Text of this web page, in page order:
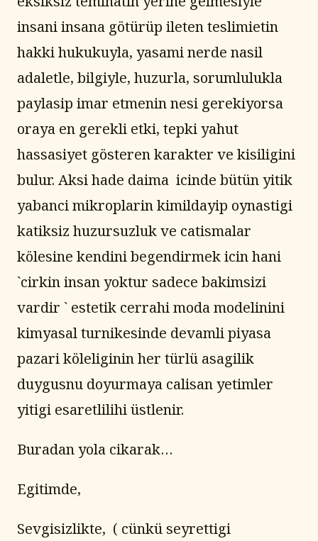
insani insana götürüp ileten teslimietin
hakki hukukuyla, yasami nerde nasil
adaletle, bilgiyle, huzurla, sorumlulukla
paylasip imar etmenin nesi gerekiyorsa
oraya en gerekli etki, tepki yahut
hassasiyet gösteren karakter ve kisiligini
bulur. Aksi hade daima  icinde bütün yitik
yabanci mikroplarin kimildayip oynastigi
katiksiz huzursuzluk ve catismalar
kölesine kendini begendirmek icin hani
`cirkin insan yoktur sadece bakimsizi
vardir ` estetik cerrahi moda modelinini
kimyasal turnikesinde devamli piyasa
pazari köleliginin her türlü asagilik
duygusnu doyurmaya calisan yetimler
yitigi esaretlilihi üstlenir.
Buradan yola cikarak…
Egitimde,
Sevgisizlikte,  ( cünkü seyrettigi